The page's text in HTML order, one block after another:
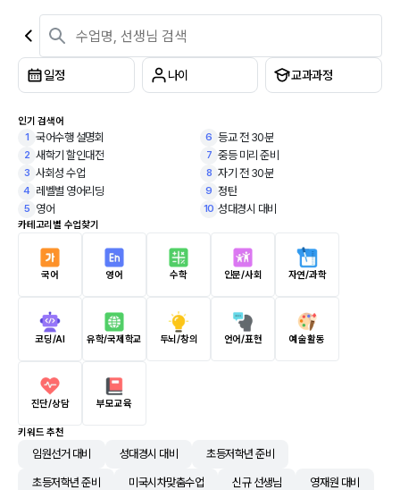
일정 나이 교과과정
인기 검색어
1
국어수행 설명회
2 새학기 할인대전
3 사회성 수업
4 레벨별 영어리딩
5 영어
6 등교 전 30분
7 중등 미리 준비
8 자기 전 30분
9 정탄
10 성대경시 대비
카테고리별 수업찾기
국어 영어 수학 인문/사회 자연/과학
코딩/AI 유학/국제학교 두뇌/창의 언어/표현 예술활동
진단/상담 부모교육
키워드 추천
임원선거 대비 성대경시 대비 초등저학년 준비
초등저학년 준비 미국시차맞춤수업 신규 선생님 영재원 대비